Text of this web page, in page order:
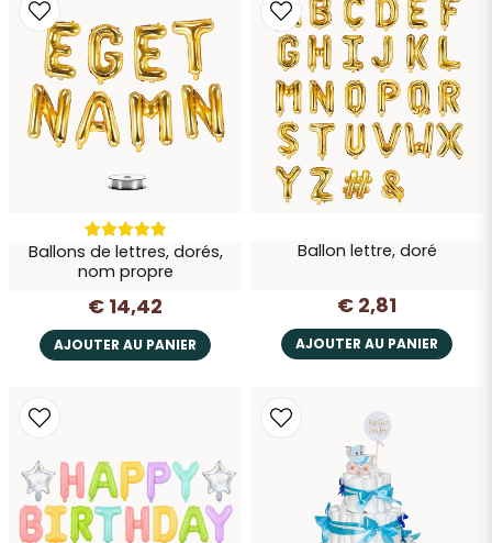
Envoyer la question
Ballons de lettres, dorés,
nom propre
€ 14,42
AJOUTER AU PANIER
Ballon lettre, doré
€ 2,81
AJOUTER AU PANIER